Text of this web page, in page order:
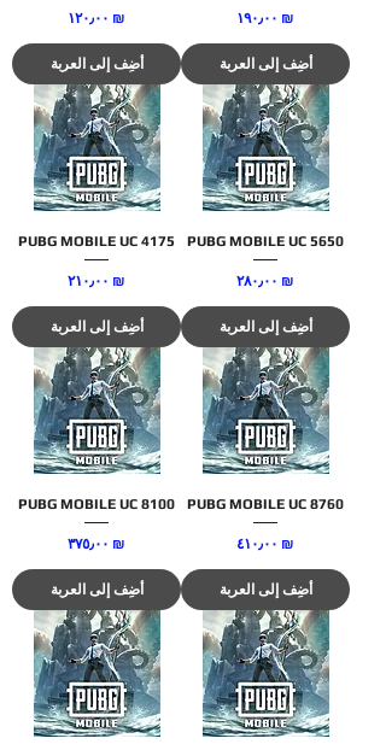
السعر ‏١٢٠٫٠٠ ₪
أضِف إلى العربة
السعر ‏١٩٠٫٠٠ ₪
أضِف إلى العربة
PUBG MOBILE UC 4175
السعر ‏٢١٠٫٠٠ ₪
أضِف إلى العربة
PUBG MOBILE UC 5650
السعر ‏٢٨٠٫٠٠ ₪
أضِف إلى العربة
PUBG MOBILE UC 8100
السعر ‏٣٧٥٫٠٠ ₪
أضِف إلى العربة
PUBG MOBILE UC 8760
السعر ‏٤١٠٫٠٠ ₪
أضِف إلى العربة